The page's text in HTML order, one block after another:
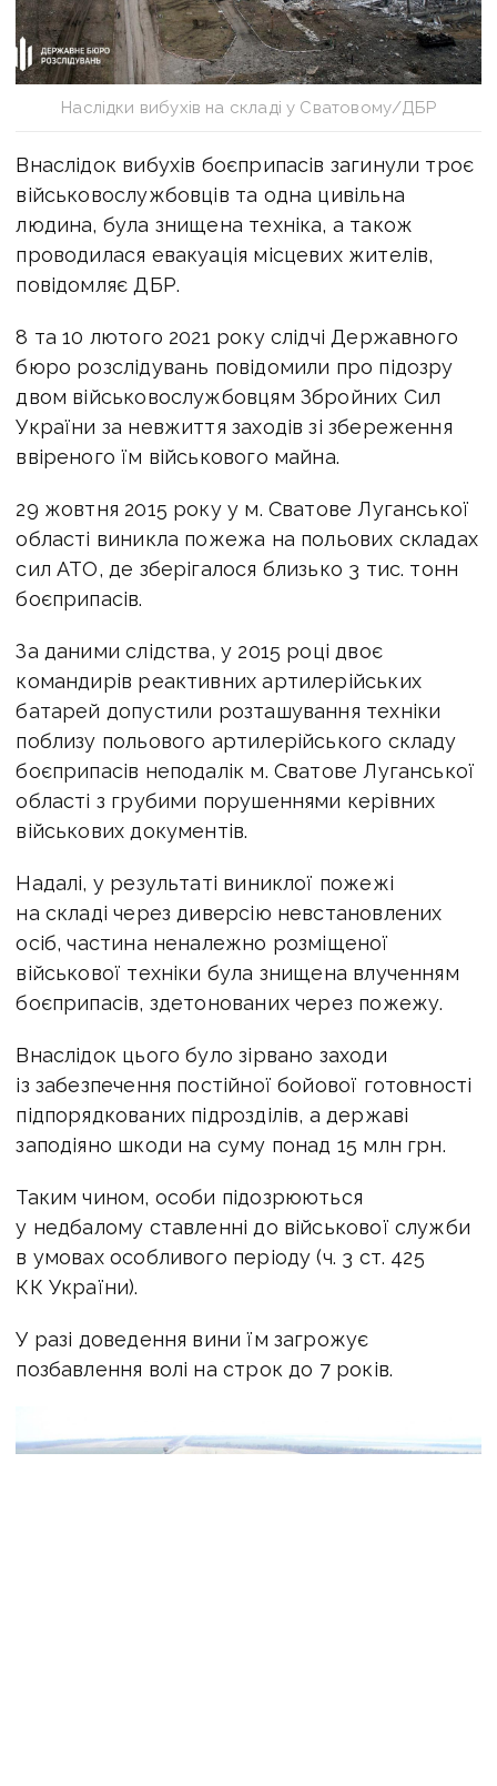
Наслідки вибухів на складі у Сватовому/ДБР
Внаслідок вибухів боєприпасів загинули троє
військовослужбовців та одна цивільна
людина, була знищена техніка, а також
проводилася евакуація місцевих жителів,
повідомляє ДБР.
8 та 10 лютого 2021 року слідчі Державного
бюро розслідувань повідомили про підозру
двом військовослужбовцям Збройних Сил
України за невжиття заходів зі збереження
ввіреного їм військового майна.
29 жовтня 2015 року у м. Сватове Луганської
області виникла пожежа на польових складах
сил АТО, де зберігалося близько 3 тис. тонн
боєприпасів.
За даними слідства, у 2015 році двоє
командирів реактивних артилерійських
батарей допустили розташування техніки
поблизу польового артилерійського складу
боєприпасів неподалік м. Сватове Луганської
області з грубими порушеннями керівних
військових документів.
Надалі, у результаті виниклої пожежі
на складі через диверсію невстановлених
осіб, частина неналежно розміщеної
військової техніки була знищена влученням
боєприпасів, здетонованих через пожежу.
Внаслідок цього було зірвано заходи
із забезпечення постійної бойової готовності
підпорядкованих підрозділів, а державі
заподіяно шкоди на суму понад 15 млн грн.
Таким чином, особи підозрюються
у недбалому ставленні до військової служби
в умовах особливого періоду (ч. 3 ст. 425
КК України).
У разі доведення вини їм загрожує
позбавлення волі на строк до 7 років.